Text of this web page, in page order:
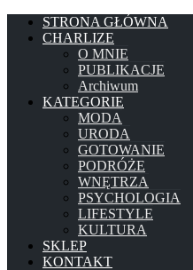
STRONA GŁÓWNA
CHARLIZE
O MNIE
PUBLIKACJE
Archiwum
KATEGORIE
MODA
URODA
GOTOWANIE
PODRÓŻE
WNĘTRZA
PSYCHOLOGIA
LIFESTYLE
KULTURA
SKLEP
KONTAKT